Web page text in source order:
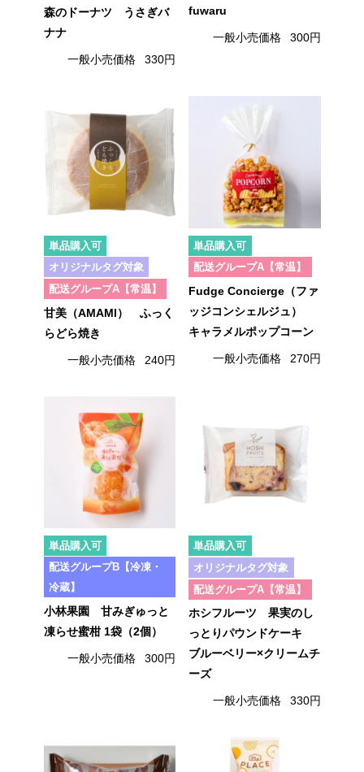
森のドーナツ うさぎバ
ナナ
一般小売価格 330円
fuwaru
一般小売価格 300円
単品購入可
オリジナルタグ対象
配送グループA【常温】
甘美（AMAMI） ふっく
らどら焼き
一般小売価格 240円
単品購入可
配送グループA【常温】
Fudge Concierge（ファ
ッジコンシェルジュ）
キャラメルポップコーン
一般小売価格 270円
単品購入可
配送グループB【冷凍・
冷蔵】
小林果園 甘みぎゅっと
凍らせ蜜柑 1袋（2個）
一般小売価格 300円
単品購入可
オリジナルタグ対象
配送グループA【常温】
ホシフルーツ 果実のし
っとりパウンドケーキ
ブルーベリー×クリームチ
ーズ
一般小売価格 330円